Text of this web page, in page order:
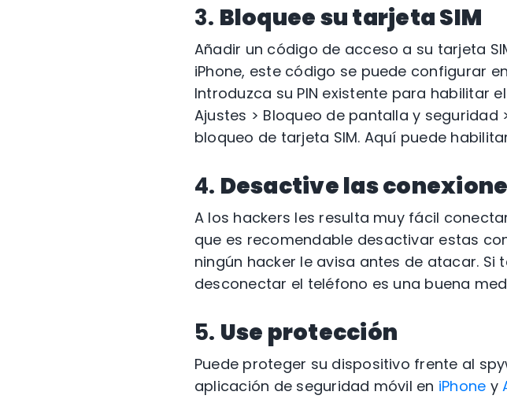
3. Bloquee su tarjeta SIM
Añadir un código de acceso a su tarjeta
iPhone, este código se puede configurar
Introduzca su PIN existente para habilitar
Ajustes > Bloqueo de pantalla y
bloqueo de tarjeta SIM. Aquí puede
4. Desactive las
A los hackers les resulta muy fácil
que es recomendable desactivar estas
ningún hacker le avisa antes de atacar.
desconectar el teléfono es una buena
5. Use protección
Puede proteger su dispositivo frente al
aplicación de seguridad móvil en iPhone y